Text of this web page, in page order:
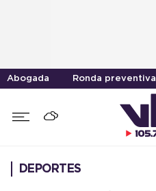
Abogada Ronda preventiva
DEPORTES